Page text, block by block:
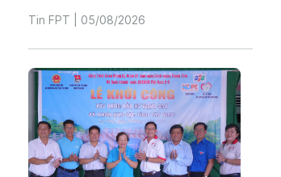
Tin FPT | 05/08/2026